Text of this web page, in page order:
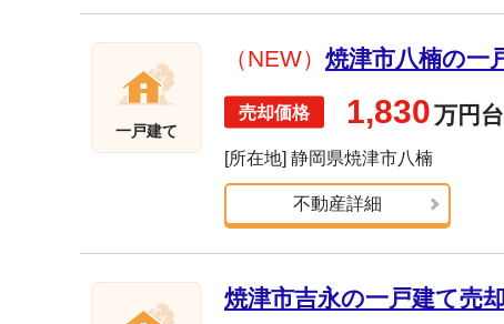
一戸建て
（NEW） 焼津市八楠の一
1,830万円台
[所在地] 静岡県焼津市八楠
不動産詳細
焼津市吉永の一戸建て売